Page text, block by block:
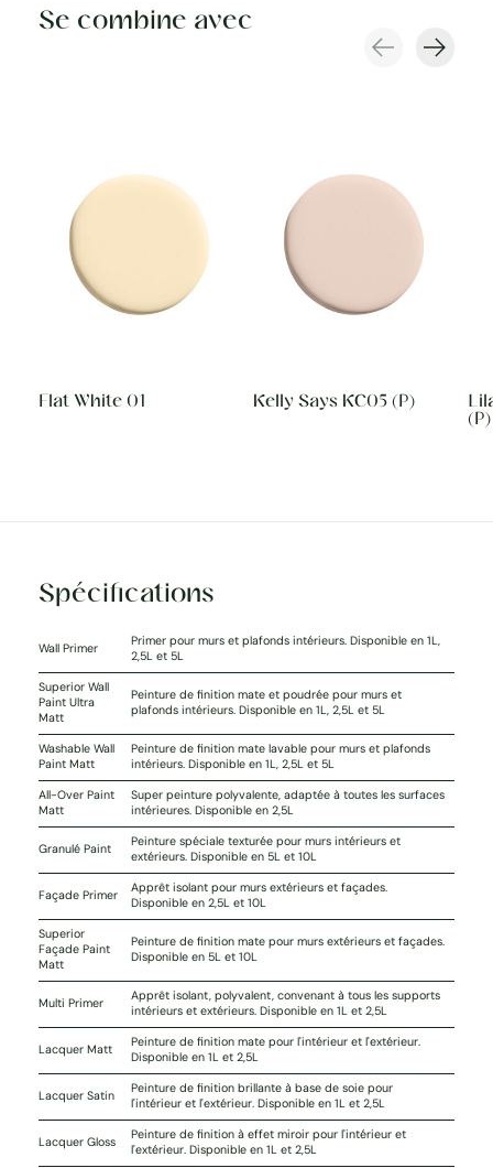
Se combine avec
Flat White 01 Kelly Says KC05 (P)
(P)
Spécifications
Wall Primer
Primer pour murs et plafonds intérieurs. Disponible en 1L,
2,5L et 5L
Superior Wall
Paint Ultra
Matt
Peinture de finition mate et poudrée pour murs et
plafonds intérieurs. Disponible en 1L, 2,5L et 5L
Washable Wall
Paint Matt
Peinture de finition mate lavable pour murs et plafonds
intérieurs. Disponible en 1L, 2,5L et 5L
All-Over Paint
Matt
Super peinture polyvalente, adaptée à toutes les surfaces
intérieures. Disponible en 2,5L
Granulé Paint
Peinture spéciale texturée pour murs intérieurs et
extérieurs. Disponible en 5L et 10L
Façade Primer
Apprêt isolant pour murs extérieurs et façades.
Disponible en 2,5L et 10L
Superior
Façade Paint
Matt
Peinture de finition mate pour murs extérieurs et façades.
Disponible en 5L et 10L
Multi Primer
Apprêt isolant, polyvalent, convenant à tous les supports
intérieurs et extérieurs. Disponible en 1L et 2,5L
Lacquer Matt
Peinture de finition mate pour l'intérieur et l'extérieur.
Disponible en 1L et 2,5L
Lacquer Satin
Peinture de finition brillante à base de soie pour
l'intérieur et l'extérieur. Disponible en 1L et 2,5L
Lacquer Gloss
Peinture de finition à effet miroir pour l'intérieur et
l'extérieur. Disponible en 1L et 2,5L